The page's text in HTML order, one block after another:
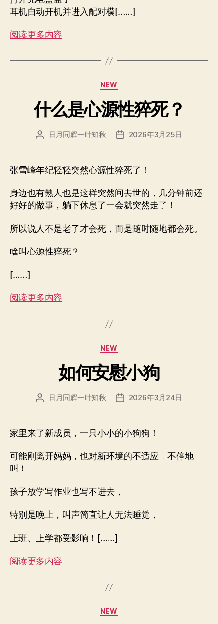
耳机自动开机并进入配对模[……]
阅读更多内容
分
NEW
什么是心源性猝死？
文
者
日月同辉一叶知秋
发
期
2026年3月25日
张雪峰年纪轻轻突然心源性猝死了！
身边也有熟人也是这样突然间去世的，几分钟前还
好好的做事，躺下休息了一会就突然走了！
所以说人不是老了才会死，而是随时随地都会死。
啥叫心源性猝死？
[……]
阅读更多内容
分
NEW
如何安慰小狗
文
者
日月同辉一叶知秋
发
期
2026年3月24日
家里来了新成员，一只小小的小狗狗！
可能刚离开妈妈，也对新环境的不适应，不停地
叫！
孩子放学写作业也写不进去，
特别是晚上，叫声简直让人无法睡觉，
上班、上学都受影响！[……]
阅读更多内容
分
NEW